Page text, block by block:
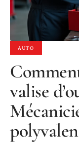
AUTO
valise